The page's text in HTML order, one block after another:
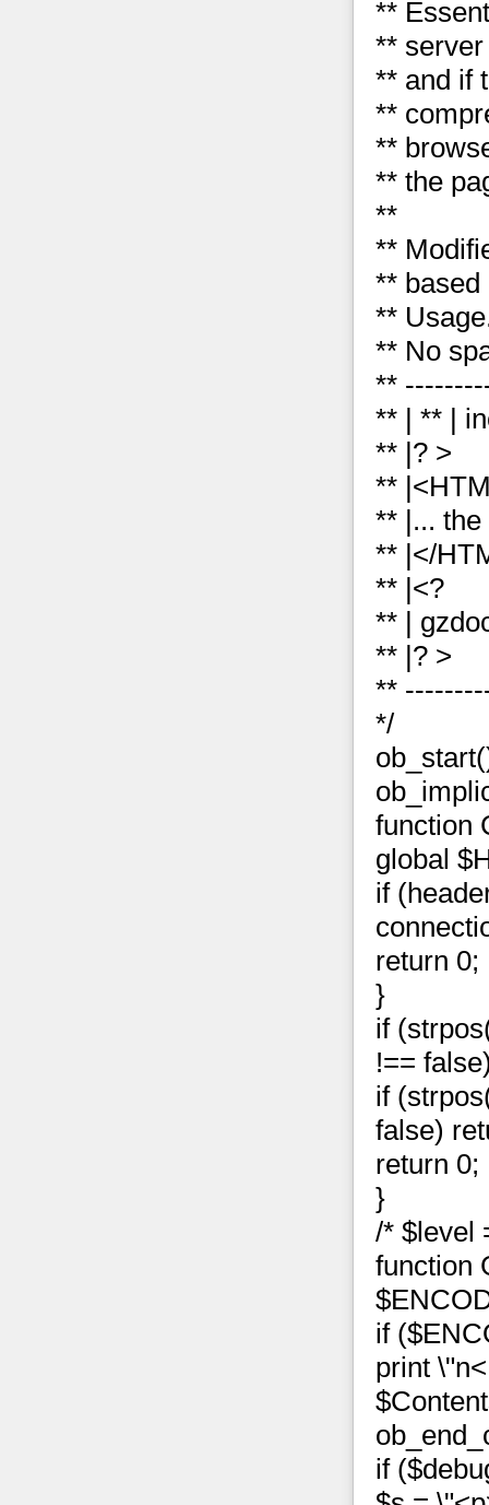
**
**
** and if
**
**
** the
**
**
** based
**
** No
**
** |
** |
** |? >
**
** |... the
** |</
** |<?
** |
** |? >
**
*/
function
global
if
return 0;
}
if
!==
if
false)
return 0;
}
/* $level
function
if
print
if